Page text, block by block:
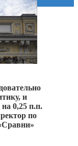
и
на 0,25 п.п.
по